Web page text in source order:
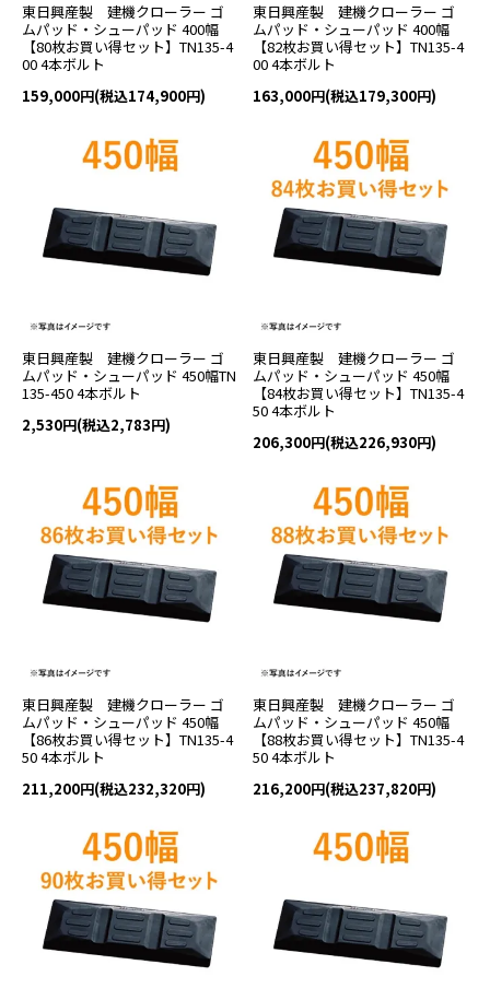
東日興産製 建機クローラー ゴ
ムパッド・シューパッド 400幅
【80枚お買い得セット】TN135-4
00 4本ボルト
159,000円(税込174,900円)
東日興産製 建機クローラー ゴ
ムパッド・シューパッド 400幅
【82枚お買い得セット】TN135-4
00 4本ボルト
163,000円(税込179,300円)
東日興産製 建機クローラー ゴ
ムパッド・シューパッド 450幅TN
135-450 4本ボルト
2,530円(税込2,783円)
東日興産製 建機クローラー ゴ
ムパッド・シューパッド 450幅
【84枚お買い得セット】TN135-4
50 4本ボルト
206,300円(税込226,930円)
東日興産製 建機クローラー ゴ
ムパッド・シューパッド 450幅
【86枚お買い得セット】TN135-4
50 4本ボルト
211,200円(税込232,320円)
東日興産製 建機クローラー ゴ
ムパッド・シューパッド 450幅
【88枚お買い得セット】TN135-4
50 4本ボルト
216,200円(税込237,820円)